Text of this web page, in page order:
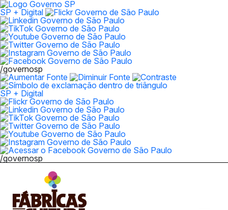
SP + Digital
/governosp
SP + Digital
/governosp